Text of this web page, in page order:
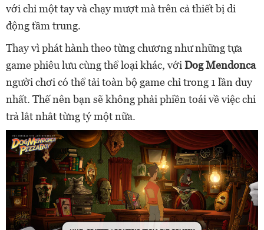
với chỉ một tay và chạy mượt mà trên cả thiết bị di
động tầm trung.
Thay vì phát hành theo từng chương như những tựa
game phiêu lưu cùng thể loại khác, với Dog Mendonca
người chơi có thể tải toàn bộ game chỉ trong 1 lần duy
nhất. Thế nên bạn sẽ không phải phiền toái về việc chi
trả lắt nhắt từng tý một nữa.